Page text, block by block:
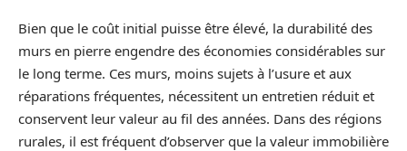
Bien que le coût initial puisse être élevé, la durabilité des
murs en pierre engendre des économies considérables sur
le long terme. Ces murs, moins sujets à l’usure et aux
réparations fréquentes, nécessitent un entretien réduit et
conservent leur valeur au fil des années. Dans des régions
rurales, il est fréquent d’observer que la valeur immobilière